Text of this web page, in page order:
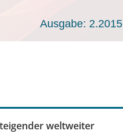
Ausgabe: 2.2015
weltweiter